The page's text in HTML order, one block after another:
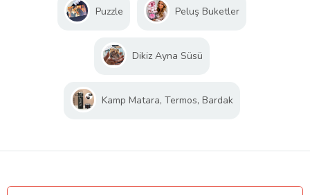
Puzzle Peluş Buketler
Dikiz Ayna Süsü
Kamp Matara, Termos, Bardak